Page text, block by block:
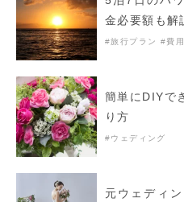
金必要額も解
#旅行プラン #費用
簡単にDIYで
り方
#ウェディング
元ウェディ